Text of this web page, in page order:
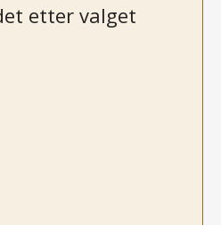
etter valget